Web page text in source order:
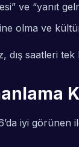
ve “yanıt
olma ve
dış saatleri
iyi